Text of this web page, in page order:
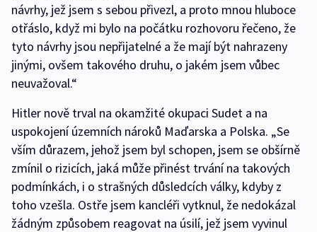
návrhy, jež jsem s sebou přivezl, a proto mnou hluboce
otřáslo, když mi bylo na počátku rozhovoru řečeno, že
tyto návrhy jsou nepřijatelné a že mají být nahrazeny
jinými, ovšem takového druhu, o jakém jsem vůbec
neuvažoval.“
Hitler nově trval na okamžité okupaci Sudet a na
uspokojení územních nároků Maďarska a Polska. „Se
vším důrazem, jehož jsem byl schopen, jsem se obšírně
zmínil o rizicích, jaká může přinést trvání na takových
podmínkách, i o strašných důsledcích války, kdyby z
toho vzešla. Ostře jsem kancléři vytknul, že nedokázal
žádným způsobem reagovat na úsilí, jež jsem vyvinul